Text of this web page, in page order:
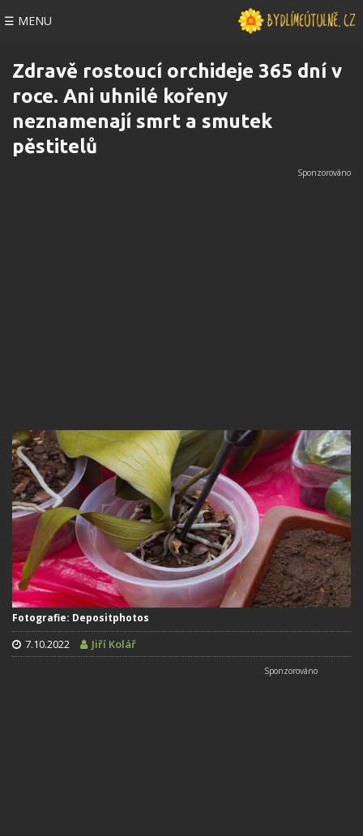
☰ MENU
Zdravě rostoucí orchideje 365 dní v
roce. Ani uhnilé kořeny
neznamenají smrt a smutek
pěstitelů
Fotografie: Depositphotos
7.10.2022 Jiří Kolář